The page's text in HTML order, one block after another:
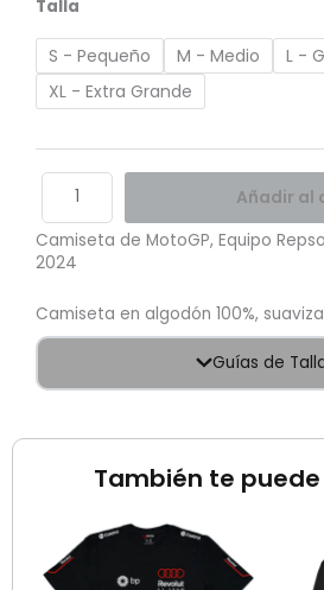
Talla
S - Pequeño M - Medio
L -
XL - Extra Grande
Añadir al
Camiseta de MotoGP, Equipo
2024
Camiseta en algodón 100%,
Guías de
También te